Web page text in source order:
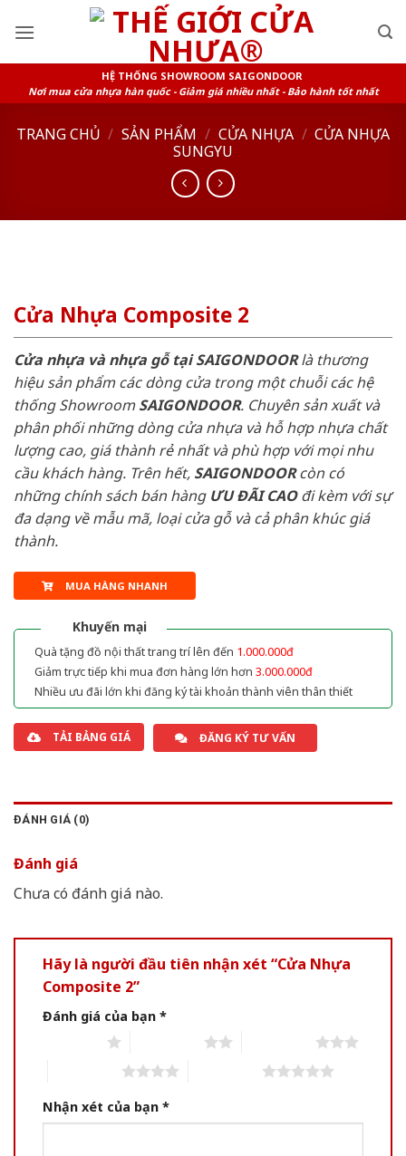
HỆ THỐNG SHOWROOM SAIGONDOOR
Nơi mua cửa nhựa hàn quốc - Giảm giá nhiều nhất - Bảo hành tốt nhất
TRANG CHỦ / SẢN PHẨM / CỬA NHỰA / CỬA NHỰA
SUNGYU
Cửa Nhựa Composite 2
Cửa nhựa và nhựa gỗ tại SAIGONDOORlà thương
hiệu sản phẩm các dòng cửa trong một chuỗi các hệ
thống ShowroomSAIGONDOOR. Chuyên sản xuất và
phân phối những dòng cửa nhựa và hỗ hợp nhựa chất
lượng cao, giá thành rẻ nhất và phù hợp với mọi nhu
cầu khách hàng. Trên hết, SAIGONDOORcòn có
những chính sách bán hàng ƯU ĐÃI CAOđi kèm với sự
đa dạng về mẫu mã, loại cửa gỗ và cả phân khúc giá
thành.
MUA HÀNG NHANH
Khuyến mại
Quà tặng đồ nội thất trang trí lên đến 1.000.000đ
Giảm trực tiếp khi mua đơn hàng lớn hơn 3.000.000đ
Nhiều ưu đãi lớn khi đăng ký tài khoản thành viên thân thiết
TẢI BẢNG GIÁ ĐĂNG KÝ TƯ VẤN
ĐÁNH GIÁ (0)
Đánh giá
Chưa có đánh giá nào.
Hãy là người đầu tiên nhận xét “Cửa Nhựa
Composite 2”
Đánh giá của bạn *
Nhận xét của bạn *